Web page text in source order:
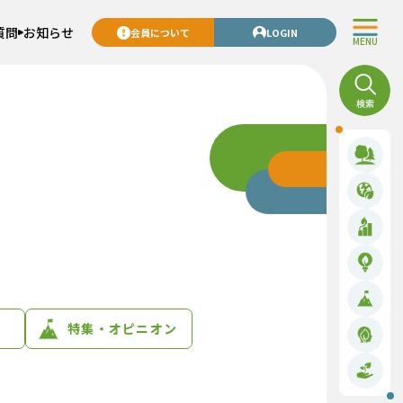
MENU
問 お知らせ 会員について LOGIN
特集・オピニオン